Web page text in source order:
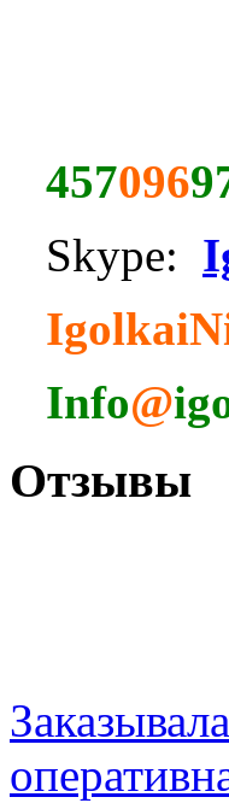
457096
Skype:
Info@
Отзывы